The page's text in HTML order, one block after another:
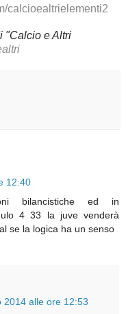
calcioealtrielementi2
"Calcio e Altri
12:40
bilancistiche ed in
4 33 la juve venderà
se la logica ha un senso
2014 alle ore 12:53